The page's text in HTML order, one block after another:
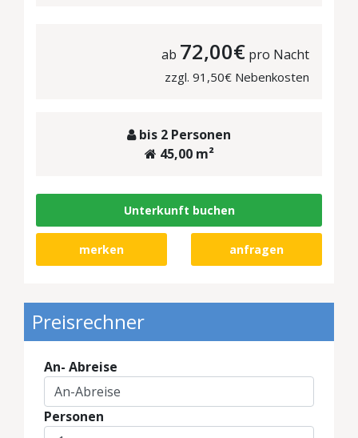
ab 72,00€ pro Nacht
zzgl. 91,50€ Nebenkosten
bis 2 Personen
45,00 m²
Unterkunft buchen
merken anfragen
Preisrechner
An- Abreise
Personen